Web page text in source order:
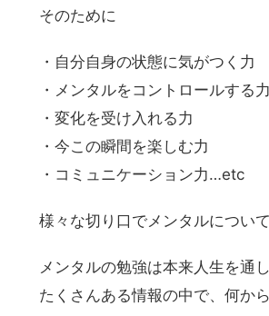
そのために
・自分自身の状態に気がつく力
・メンタルをコントロールする力
・変化を受け入れる力
・今この瞬間を楽しむ力
・コミュニケーション力…etc
様々な切り口でメンタルについ
メンタルの勉強は本来人生を通
たくさんある情報の中で、何か